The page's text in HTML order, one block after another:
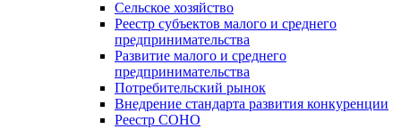
Сельское хозяйство
Реестр субъектов малого и среднего
предпринимательства
Развитие малого и среднего
предпринимательства
Потребительский рынок
Внедрение стандарта развития конкуренции
Реестр СОНО